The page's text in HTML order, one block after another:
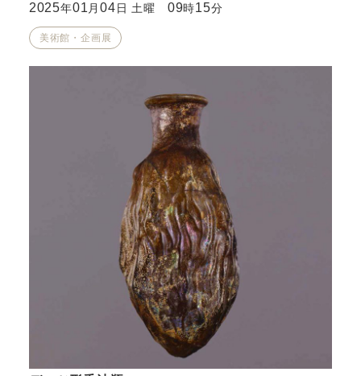
2025年01 月04 日 土曜 09時15分
美術館・企画展